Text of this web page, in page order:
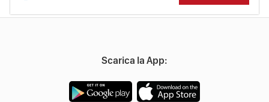
Scarica la App: